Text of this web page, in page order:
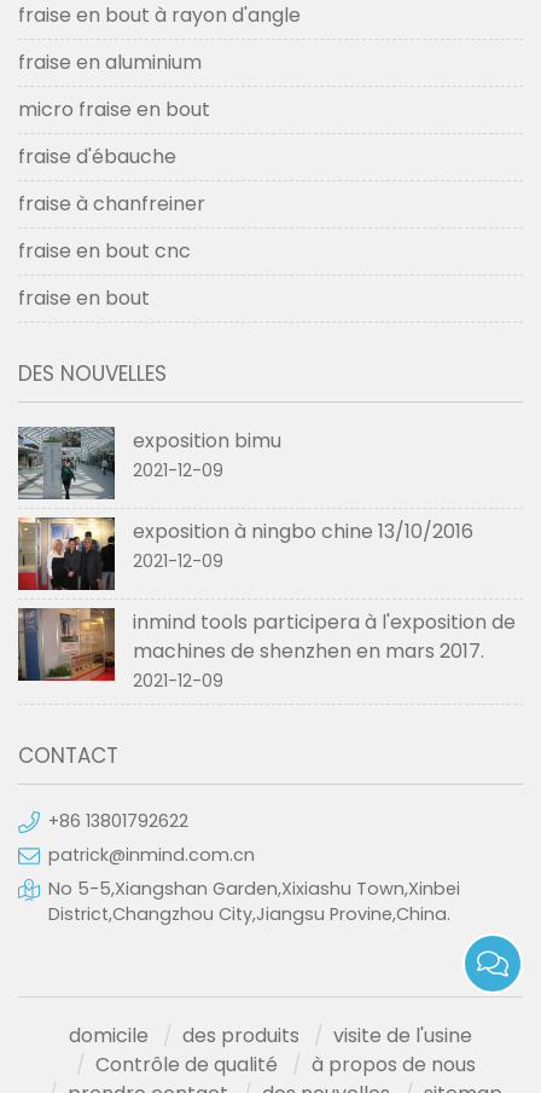
fraise en bout à rayon d'angle
fraise en aluminium
micro fraise en bout
fraise d'ébauche
fraise à chanfreiner
fraise en bout cnc
fraise en bout
DES NOUVELLES
exposition bimu
2021-12-09
exposition à ningbo chine 13/10/2016
2021-12-09
inmind tools participera à l'exposition de
machines de shenzhen en mars 2017.
2021-12-09
CONTACT
+86 13801792622
patrick@inmind.com.cn
No 5-5,Xiangshan Garden,Xixiashu Town,Xinbei
District,Changzhou City,Jiangsu Provine,China.
domicile des produits
visite de l'usine
Contrôle de qualité
à propos de nous